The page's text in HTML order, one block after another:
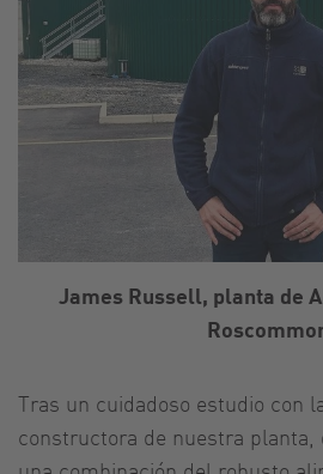
James Russell, planta de
Tras un cuidadoso estudio con
constructora de nuestra